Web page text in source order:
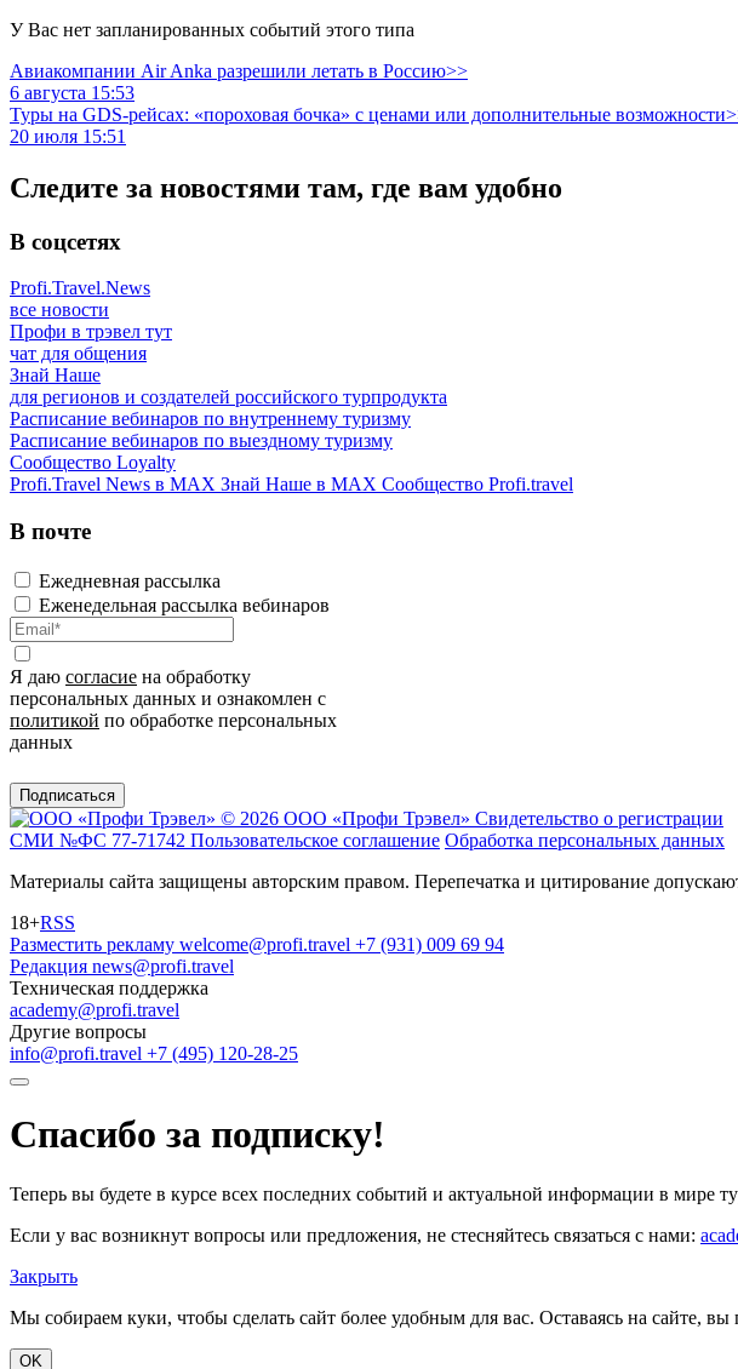
У Вас нет запланированных событий этого типа
Авиакомпании Air Anka разрешили летать в Россию>>
6 августа 15:53
Туры на GDS-рейсах: «пороховая бочка» с ценами или дополнительные
20 июля 15:51
Следите за новостями там, где вам удобно
В соцсетях
Profi.Travel.News
все новости
Профи в трэвел тут
чат для общения
Знай Наше
для регионов и создателей российского турпродукта
Расписание вебинаров по внутреннему туризму
Расписание вебинаров по выездному туризму
Сообщество Loyalty
Profi.Travel News в MAX Знай Наше в MAX Сообщество Profi.travel
В почте
Ежедневная рассылка
Еженедельная рассылка вебинаров
Я даю согласие на обработку
персональных данных и ознакомлен с
политикой по обработке персональных
данных
Подписаться
© 2026 ООО «Профи Трэвeл» Свидетельство о регистрации
СМИ №ФС 77-71742 Пользовательское соглашение Обработка персональных данных
Материалы сайта защищены авторским правом. Перепечатка и цитирование
18+RSS
Разместить рекламу welcome@profi.travel +7 (931) 009 69 94
Редакция news@profi.travel
Техническая поддержка
academy@profi.travel
Другие вопросы
info@profi.travel +7 (495) 120-28-25
Спасибо за подписку!
Теперь вы будете в курсе всех последних событий и актуальной информации в мире
Если у вас возникнут вопросы или предложения, не стесняйтесь связаться с нами:
Закрыть
Мы собираем куки, чтобы сделать сайт более удобным для вас. Оставаясь на сайте, вы
OK